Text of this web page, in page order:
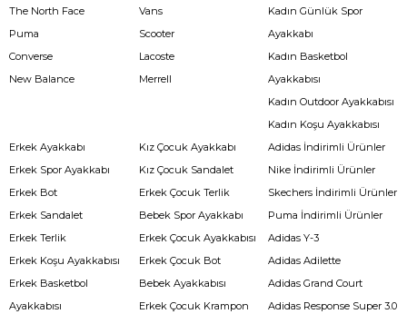
The North Face
Puma
Converse
New Balance
Vans
Scooter
Lacoste
Merrell
Kadın Günlük Spor
Ayakkabı
Kadın Basketbol
Ayakkabısı
Kadın Outdoor Ayakkabısı
Kadın Koşu Ayakkabısı
Erkek Ayakkabı
Erkek Spor Ayakkabı
Erkek Bot
Erkek Sandalet
Erkek Terlik
Erkek Koşu Ayakkabısı
Erkek Basketbol
Ayakkabısı
Kız Çocuk Ayakkabı
Kız Çocuk Sandalet
Erkek Çocuk Terlik
Bebek Spor Ayakkabı
Erkek Çocuk Ayakkabısı
Erkek Çocuk Bot
Bebek Ayakkabısı
Erkek Çocuk Krampon
Adidas İndirimli Ürünler
Nike İndirimli Ürünler
Skechers İndirimli Ürünler
Puma İndirimli Ürünler
Adidas Y-3
Adidas Adilette
Adidas Grand Court
Adidas Response Super 3.0